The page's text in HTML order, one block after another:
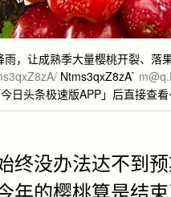
，让成熟季大量樱桃开裂、落
Ntms3qxZ8zA`
日头条极速版APP」后直接查
终没办法达不到
年的樱桃算是结